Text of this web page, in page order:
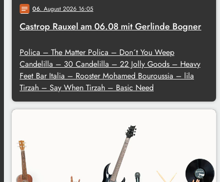
notes 06. August 2026 16:05
Castrop Rauxel am 06.08 mit Gerlinde Bogner
Polica – The Matter Polica – Don´t You Weep
Candelilla – 30 Candelilla – 22 Jolly Goods – Heavy
Feet Bar Italia – Rooster Mohamed Bouroussia – lila
Tirzah – Say When Tirzah – Basic Need